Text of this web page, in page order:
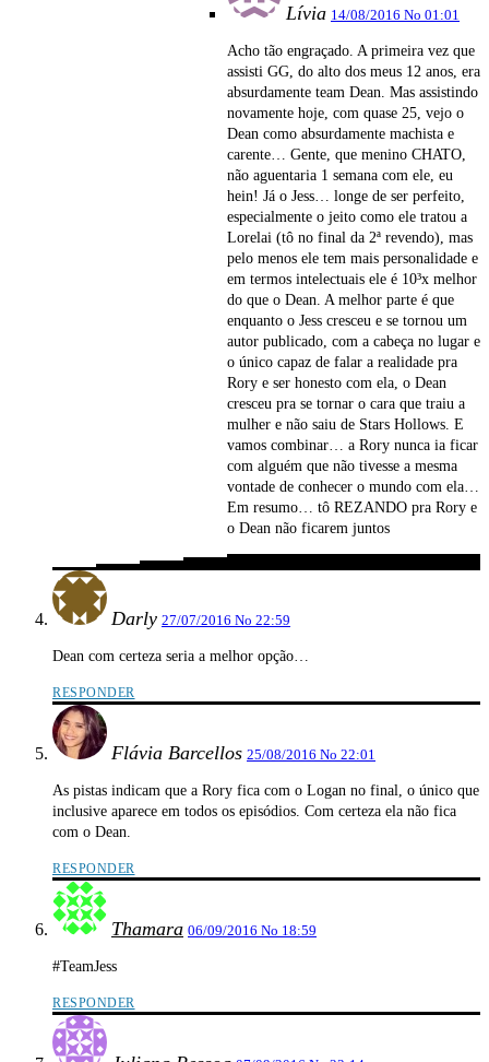
Lívia 14/08/2016 No 01:01
Acho tão engraçado. A primeira vez que
assisti GG, do alto dos meus 12 anos, era
absurdamente team Dean. Mas assistindo
novamente hoje, com quase 25, vejo o
Dean como absurdamente machista e
carente… Gente, que menino CHATO,
não aguentaria 1 semana com ele, eu
hein! Já o Jess… longe de ser perfeito,
especialmente o jeito como ele tratou a
Lorelai (tô no final da 2ª revendo), mas
pelo menos ele tem mais personalidade e
em termos intelectuais ele é 10³x melhor
do que o Dean. A melhor parte é que
enquanto o Jess cresceu e se tornou um
autor publicado, com a cabeça no lugar e
o único capaz de falar a realidade pra
Rory e ser honesto com ela, o Dean
cresceu pra se tornar o cara que traiu a
mulher e não saiu de Stars Hollows. E
vamos combinar… a Rory nunca ia ficar
com alguém que não tivesse a mesma
vontade de conhecer o mundo com ela…
Em resumo… tô REZANDO pra Rory e
o Dean não ficarem juntos
Darly 27/07/2016 No 22:59
Dean com certeza seria a melhor opção…
RESPONDER
Flávia Barcellos 25/08/2016 No 22:01
As pistas indicam que a Rory fica com o Logan no final, o único que
inclusive aparece em todos os episódios. Com certeza ela não fica
com o Dean.
RESPONDER
Thamara 06/09/2016 No 18:59
#TeamJess
RESPONDER